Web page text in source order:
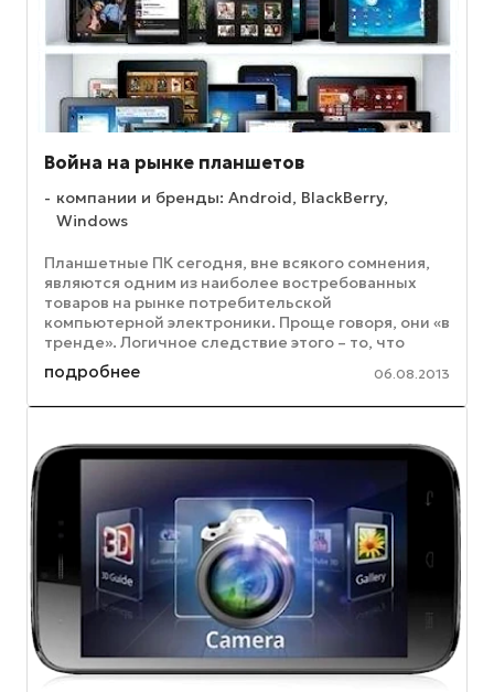
Война на рынке планшетов
компании и бренды: Android, BlackBerry,
Windows
Планшетные ПК сегодня, вне всякого сомнения,
являются одним из наиболее востребованных
товаров на рынке потребительской
компьютерной электроники. Проще говоря, они «в
тренде». Логичное следствие этого – то, что
конкуренция на рынке планшетов ...
подробнее 06.08.2013